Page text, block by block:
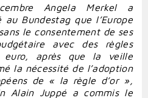
Angela Merkel a
Bundestag que l’Europe
le consentement de ses
avec des règles
, après que la veille
la nécessité de l’adoption
de « la règle d’or »,
Alain Juppé a commis le